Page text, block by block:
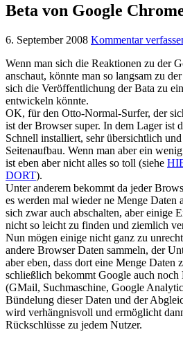
Beta von Google
6. September 2008 Kommentar
Wenn man sich die Reaktionen zu der
anschaut, könnte man so langsam zu
sich die Veröffentlichung der Bata zu
entwickeln könnte.
OK, für den Otto-Normal-Surfer, der
ist der Browser super. In dem Lager ist
Schnell installiert, sehr übersichtlich
Seitenaufbau. Wenn man aber ein
ist eben aber nicht alles so toll (siehe
DORT).
Unter anderem bekommt da jeder
es werden mal wieder ne Menge Daten
sich zwar auch abschalten, aber einige
nicht so leicht zu finden und ziemlich
Nun mögen einige nicht ganz zu
andere Browser Daten sammeln, der
aber eben, dass dort eine Menge Daten
schließlich bekommt Google auch noch
(GMail, Suchmaschine, Google
Bündelung dieser Daten und der
wird verhängnisvoll und ermöglicht
Rückschlüsse zu jedem Nutzer.